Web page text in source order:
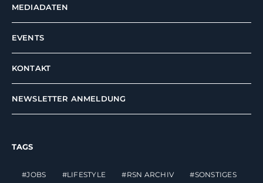
MEDIADATEN
EVENTS
KONTAKT
NEWSLETTER ANMELDUNG
TAGS
JOBS LIFESTYLE RSN ARCHIV
SONSTIGES